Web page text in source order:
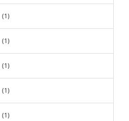
(1)
(1)
(1)
(1)
(1)